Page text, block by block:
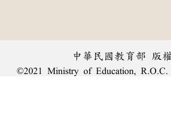
中華民國教育部 版
©2021 Ministry of Education, R.O.C.